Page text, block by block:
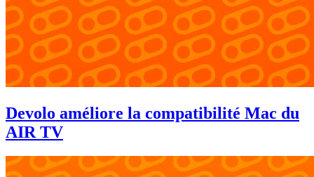
Devolo améliore la compatibilité Mac du
AIR TV